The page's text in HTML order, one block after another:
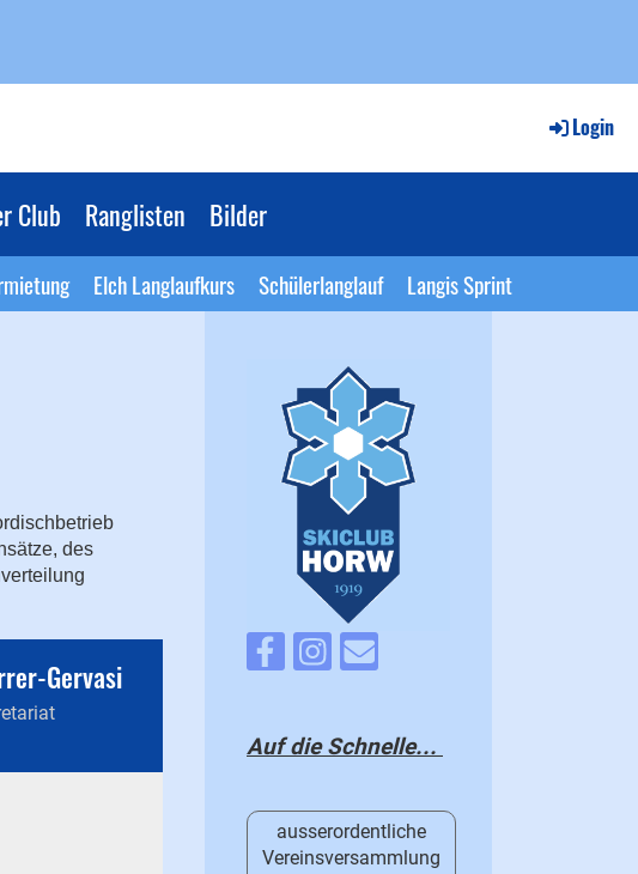
Login
Club Ranglisten Bilder
Elch Langlaufkurs Schülerlanglauf Langis Sprint
des
Gervasi
Auf die Schnelle...
ausserordentliche
Vereinsversammlung